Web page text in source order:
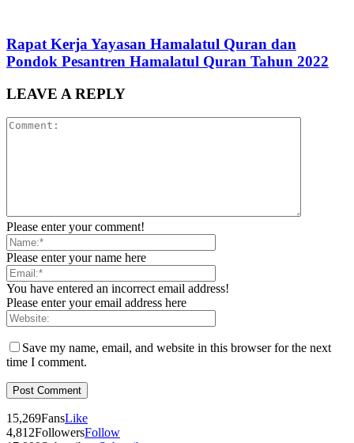
Rapat Kerja Yayasan Hamalatul Quran dan
Pondok Pesantren Hamalatul Quran Tahun 2022
LEAVE A REPLY
Please enter your comment!
Please enter your name here
You have entered an incorrect email address!
Please enter your email address here
Save my name, email, and website in this browser for the next
time I comment.
15,269FansLike
4,812FollowersFollow